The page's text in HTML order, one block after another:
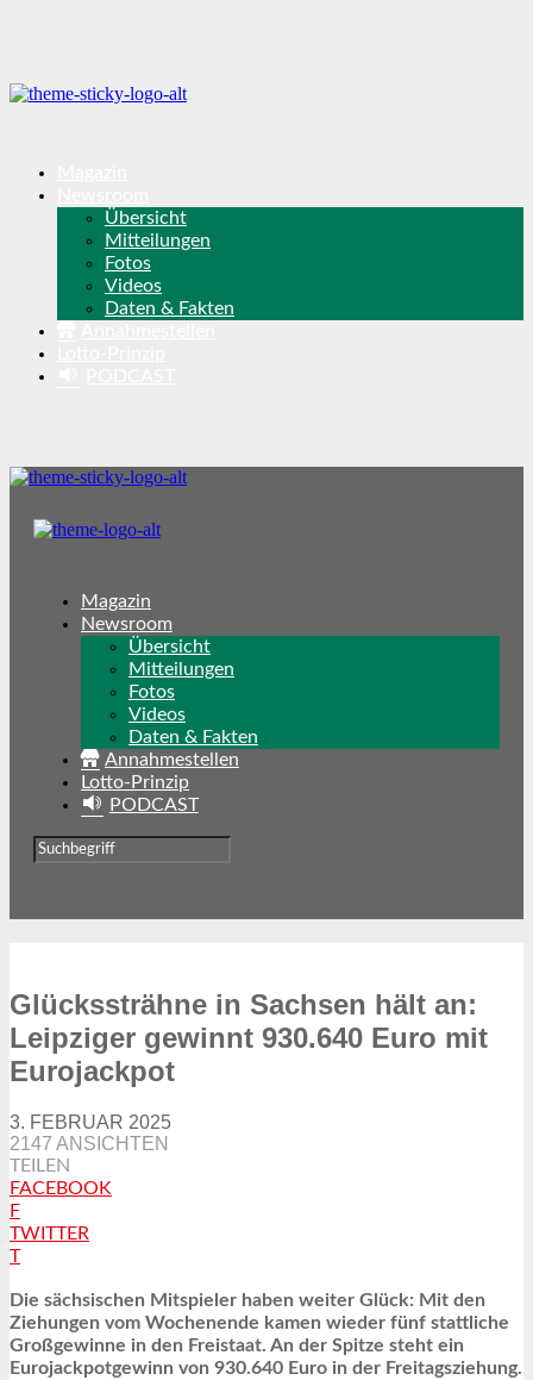
Übersicht
Mitteilungen
Fotos
Videos
Daten & Fakten
Magazin
Newsroom
Übersicht
Mitteilungen
Fotos
Videos
Daten & Fakten
Annahmestellen
Lotto-Prinzip
PODCAST
Glückssträhne in Sachsen hält an:
Leipziger gewinnt 930.640 Euro mit
Eurojackpot
3. FEBRUAR 2025
2147 ANSICHTEN
TEILEN
FACEBOOK
F
TWITTER
T
Die sächsischen Mitspieler haben weiter Glück: Mit den
Ziehungen vom Wochenende kamen wieder fünf stattliche
Großgewinne in den Freistaat. An der Spitze steht ein
Eurojackpotgewinn von 930.640 Euro in der Freitagsziehung.